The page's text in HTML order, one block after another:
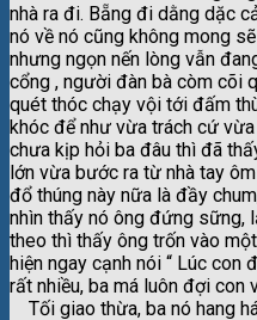
nhà ra đi. Bẵng đi dằng dặc
nó về nó cũng không mong
nhưng ngọn nến lòng vẫn
cổng , người đàn bà còm cõi
quét thóc chạy vội tới đấm
khóc để như vừa trách cứ
chưa kịp hỏi ba đâu thì đã
lớn vừa bước ra từ nhà tay
đổ thúng này nữa là đầy
nhìn thấy nó ông đứng sững,
theo thì thấy ông trốn vào
hiện ngay cạnh nói “ Lúc con
rất nhiều, ba má luôn đợi con
Tối giao thừa, ba nó hang